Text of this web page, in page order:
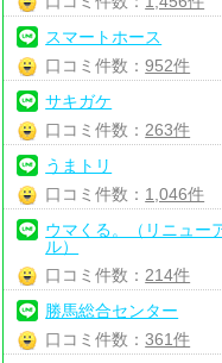
スマートホース
口コミ件数：952件
サキガケ
口コミ件数： 263件
うまトリ
口コミ件数： 1,046件
ウマくる。（リニュー
ル）
口コミ件数： 214件
勝馬総合センター
口コミ件数：361件